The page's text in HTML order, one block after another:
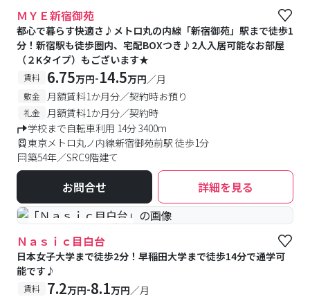
ＭＹＥ新宿御苑
都心で暮らす快適さ♪メトロ丸の内線「新宿御苑」駅まで徒歩1
分！新宿駅も徒歩圏内、宅配BOXつき♪2人入居可能なお部屋
（２Kタイプ）もございます★
賃料 6.75万円-14.5万円／月
敷金 月額賃料1か月分／契約時お預り
礼金
月額賃料1か月分／契約時
学校まで自転車利用 14分 3400m
東京メトロ丸ノ内線新宿御苑前駅 徒歩1分
築54年／SRC9階建て
お問合せ 詳細を見る
#予約受付中 #空室待ち
Ｎａｓｉｃ目白台
日本女子大学まで徒歩2分！早稲田大学まで徒歩14分で通学可
能です♪
賃料 7.2万円-8.1万円／月